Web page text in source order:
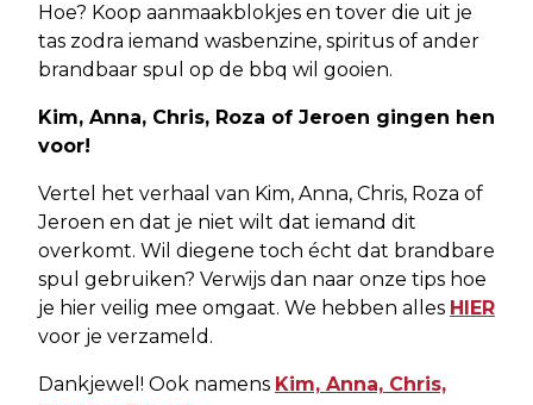
Hoe? Koop aanmaakblokjes en tover die uit je
tas zodra iemand wasbenzine, spiritus of ander
brandbaar spul op de bbq wil gooien.
Kim, Anna, Chris, Roza of Jeroen gingen hen
voor!
Vertel het verhaal van Kim, Anna, Chris, Roza of
Jeroen en dat je niet wilt dat iemand dit
overkomt. Wil diegene toch écht dat brandbare
spul gebruiken? Verwijs dan naar onze tips hoe
je hier veilig mee omgaat. We hebben alles HIER
voor je verzameld.
Dankjewel! Ook namens Kim, Anna, Chris,